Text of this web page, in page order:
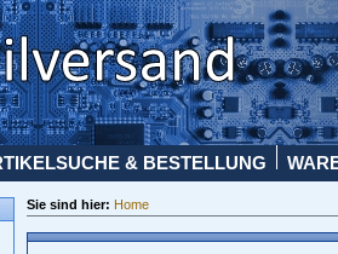
& BESTELLUNG
Sie sind hier: Home